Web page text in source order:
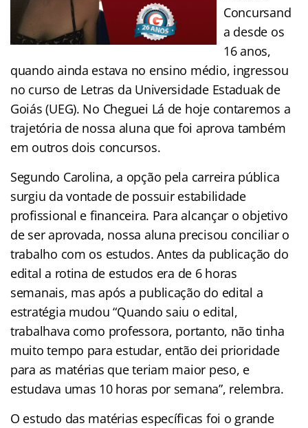
Concursand
a desde os
16 anos,
quando ainda estava no ensino médio, ingressou
no curso de Letras da Universidade Estaduak de
Goiás (UEG). No Cheguei Lá de hoje contaremos a
trajetória de nossa aluna que foi aprova também
em outros dois concursos.
Segundo Carolina, a opção pela carreira pública
surgiu da vontade de possuir estabilidade
profissional e financeira. Para alcançar o objetivo
de ser aprovada, nossa aluna precisou conciliar o
trabalho com os estudos. Antes da publicação do
edital a rotina de estudos era de 6 horas
semanais, mas após a publicação do edital a
estratégia mudou “Quando saiu o edital,
trabalhava como professora, portanto, não tinha
muito tempo para estudar, então dei prioridade
para as matérias que teriam maior peso, e
estudava umas 10 horas por semana”, relembra.
O estudo das matérias específicas foi o grande